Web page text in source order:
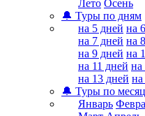
Лето Осень
🔔 Туры по дням
на 5 дней на
на 7 дней на
на 9 дней на
на 11 дней на
на 13 дней на
🔔 Туры по
Январь